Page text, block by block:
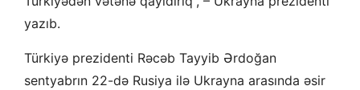
yazıb.
Türkiyə prezidenti Rəcəb Tayyib Ərdoğan
sentyabrın 22-də Rusiya ilə Ukrayna arasında əsir